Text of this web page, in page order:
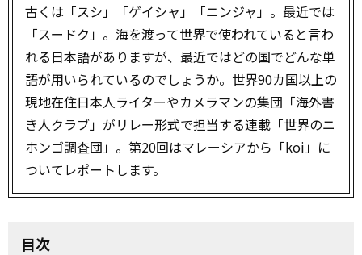
古くは「スシ」「ゲイシャ」「ニンジャ」。最近では
「スードク」。海を渡って世界で使われていると言わ
れる日本語がありますが、最近ではどの国でどんな単
語が用いられているのでしょうか。世界90カ国以上の
現地在住日本人ライターやカメラマンの集団「海外書
き人クラブ」がリレー形式で担当する連載「世界のニ
ホンゴ調査団」。第20回はマレーシアから「koi」に
ついてレポートします。
目次